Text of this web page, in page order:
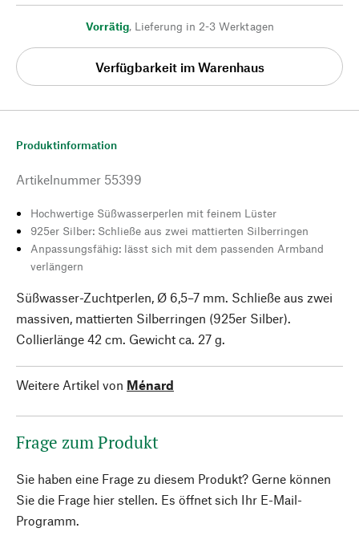
Vorrätig, Lieferung in 2-3 Werktagen
Verfügbarkeit im Warenhaus
Produktinformation
Artikelnummer 55399
Hochwertige Süßwasserperlen mit feinem Lüster
925er Silber: Schließe aus zwei mattierten Silberringen
Anpassungsfähig: lässt sich mit dem passenden Armband
verlängern
Süßwasser-Zuchtperlen, Ø 6,5–7 mm. Schließe aus zwei
massiven, mattierten Silberringen (925er Silber).
Collierlänge 42 cm. Gewicht ca. 27 g.
Weitere Artikel von Ménard
Frage zum Produkt
Sie haben eine Frage zu diesem Produkt? Gerne können
Sie die Frage hier stellen. Es öffnet sich Ihr E-Mail-
Programm.